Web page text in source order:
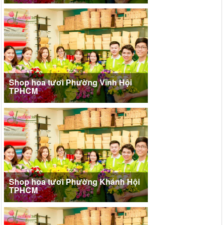
Shop hoa tươi Phường Vĩnh Hội
TPHCM
Shop hoa tươi Phường Khánh Hội
TPHCM